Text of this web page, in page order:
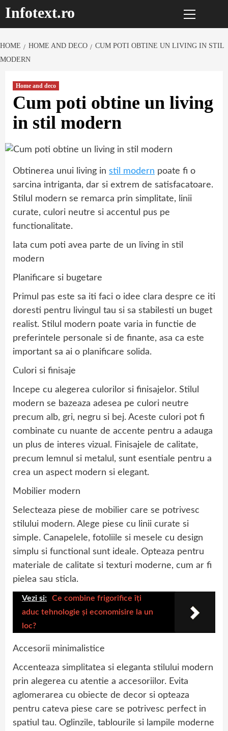
Sari
laInfotext.ro
Menu
HOME HOME AND DECO
CUM POTI OBTINE UN LIVING IN STIL
MODERN
Home and deco
Cum poti obtine un living
in stil modern
Obtinerea unui living in stil modern poate fi o
sarcina intriganta, dar si extrem de satisfacatoare.
Stilul modern se remarca prin simplitate, linii
curate, culori neutre si accentul pus pe
functionalitate.
Iata cum poti avea parte de un living in stil
modern
Planificare si bugetare
Primul pas este sa iti faci o idee clara despre ce iti
doresti pentru livingul tau si sa stabilesti un buget
realist. Stilul modern poate varia in functie de
preferintele personale si de finante, asa ca este
important sa ai o planificare solida.
Culori si finisaje
Incepe cu alegerea culorilor si finisajelor. Stilul
modern se bazeaza adesea pe culori neutre
precum alb, gri, negru si bej. Aceste culori pot fi
combinate cu nuante de accente pentru a adauga
un plus de interes vizual. Finisajele de calitate,
precum lemnul si metalul, sunt esentiale pentru a
crea un aspect modern si elegant.
Mobilier modern
Selecteaza piese de mobilier care se potrivesc
stilului modern. Alege piese cu linii curate si
simple. Canapelele, fotoliile si mesele cu design
simplu si functional sunt ideale. Opteaza pentru
materiale de calitate si texturi moderne, cum ar fi
pielea sau sticla.
Vezi si:
Ce combine frigorifice îți
aduc tehnologie și economisire la un
loc?
Accesorii minimalistice
Accenteaza simplitatea si eleganta stilului modern
prin alegerea cu atentie a accesoriilor. Evita
aglomerarea cu obiecte de decor si opteaza
pentru cateva piese care se potrivesc perfect in
spatiul tau. Oglinzile, tablourile si lampile moderne